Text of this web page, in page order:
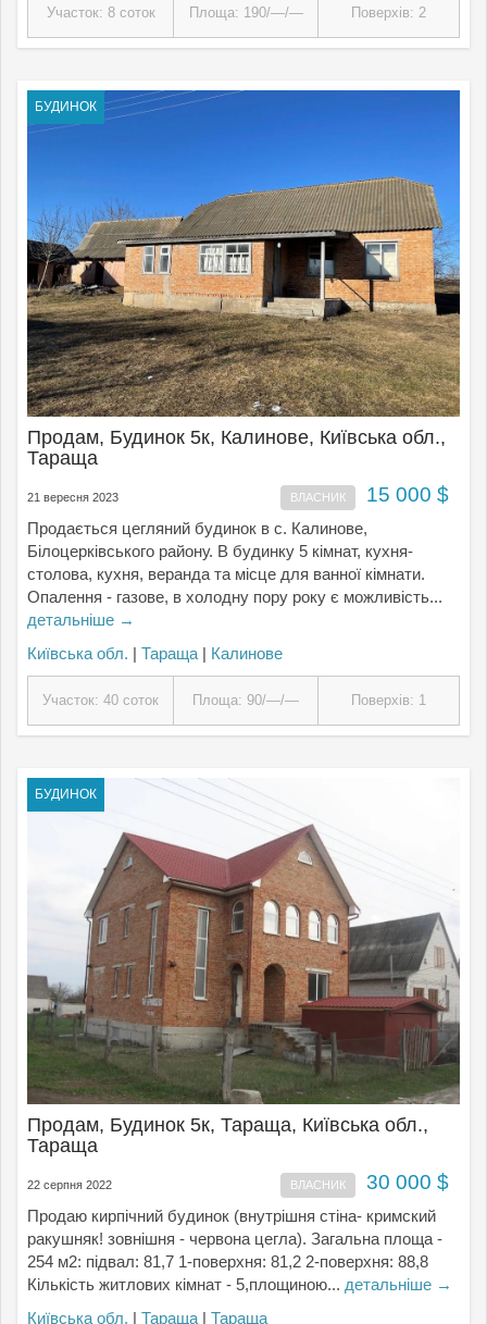
Участок: 8 соток Площа: 190/—/— Поверхів: 2
БУДИНОК
Продам, Будинок 5к, Калинове, Київська обл.,
Тараща
21 вересня 2023 ВЛАСНИК 15 000 $
Продається цегляний будинок в с. Калинове,
Білоцерківського району. В будинку 5 кімнат, кухня-
столова, кухня, веранда та місце для ванної кімнати.
Опалення - газове, в холодну пору року є можливість...
детальніше →
Київська обл. | Тараща | Калинове
Участок: 40 соток Площа: 90/—/— Поверхів: 1
БУДИНОК
Продам, Будинок 5к, Тараща, Київська обл.,
Тараща
22 серпня 2022 ВЛАСНИК 30 000 $
Продаю кирпічний будинок (внутрішня стіна- кримский
ракушняк! зовнішня - червона цегла). Загальна площа -
254 м2: підвал: 81,7 1-поверхня: 81,2 2-поверхня: 88,8
Кількість житлових кімнат - 5,площиною... детальніше →
Київська обл. | Тараща | Тараща